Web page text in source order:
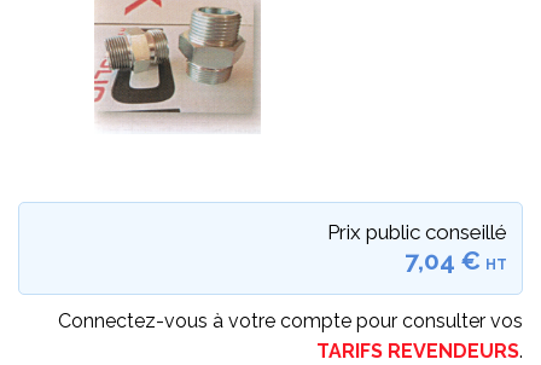
Prix public conseillé
7,04 € HT
Connectez-vous à votre compte pour consulter vos
TARIFS REVENDEURS.